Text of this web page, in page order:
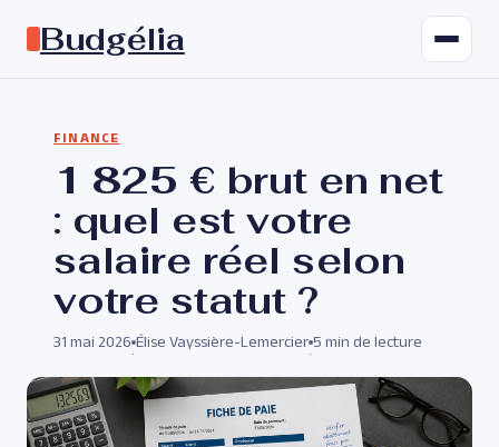
Budgélia
FINANCE
1 825 € brut en net
: quel est votre
salaire réel selon
votre statut ?
31 mai 2026
·
Élise Vayssière-Lemercier
·
5 min de lecture